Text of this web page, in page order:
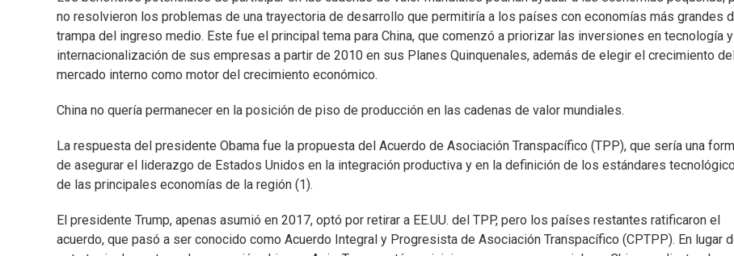
no resolvieron los problemas de una trayectoria de desarrollo que permitiría a los países con economías más grandes
trampa del ingreso medio. Este fue el principal tema para China, que comenzó a priorizar las inversiones en tecnología
internacionalización de sus empresas a partir de 2010 en sus Planes Quinquenales, además de elegir el crecimiento del
mercado interno como motor del crecimiento económico.
China no quería permanecer en la posición de piso de producción en las cadenas de valor mundiales.
La respuesta del presidente Obama fue la propuesta del Acuerdo de Asociación Transpacífico (TPP), que sería una
de asegurar el liderazgo de Estados Unidos en la integración productiva y en la definición de los estándares
de las principales economías de la región (1).
El presidente Trump, apenas asumió en 2017, optó por retirar a EE.UU. del TPP, pero los países restantes ratificaron el
acuerdo, que pasó a ser conocido como Acuerdo Integral y Progresista de Asociación Transpacífico (CPTPP). En lugar